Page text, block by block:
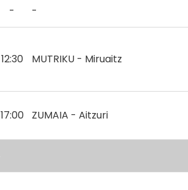
- -
12:30 MUTRIKU - Miruaitz
17:00 ZUMAIA - Aitzuri